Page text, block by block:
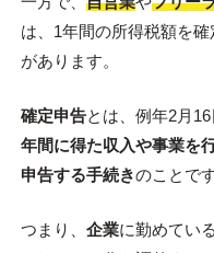
は、1年間の所得税額を確
があります。
確定申告とは、例年2月16
年間に得た収入や事業を
申告する手続きのことです
つまり、 企業に勤めてい